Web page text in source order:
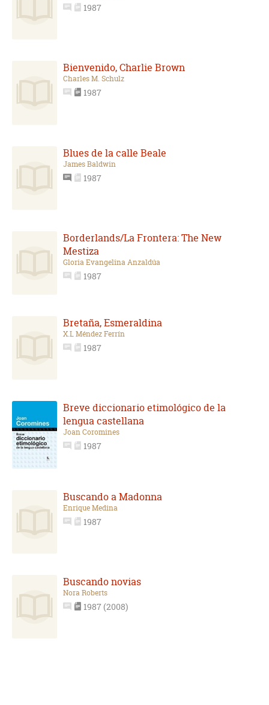
1987
Bienvenido, Charlie Brown
Charles M. Schulz
1987
Blues de la calle Beale
James Baldwin
1987
Borderlands/La Frontera: The New
Mestiza
Gloria Evangelina Anzaldúa
1987
Bretaña, Esmeraldina
X.L Méndez Ferrín
1987
Breve diccionario etimológico de la
lengua castellana
Joan Coromines
1987
Buscando a Madonna
Enrique Medina
1987
Buscando novias
Nora Roberts
1987 (2008)